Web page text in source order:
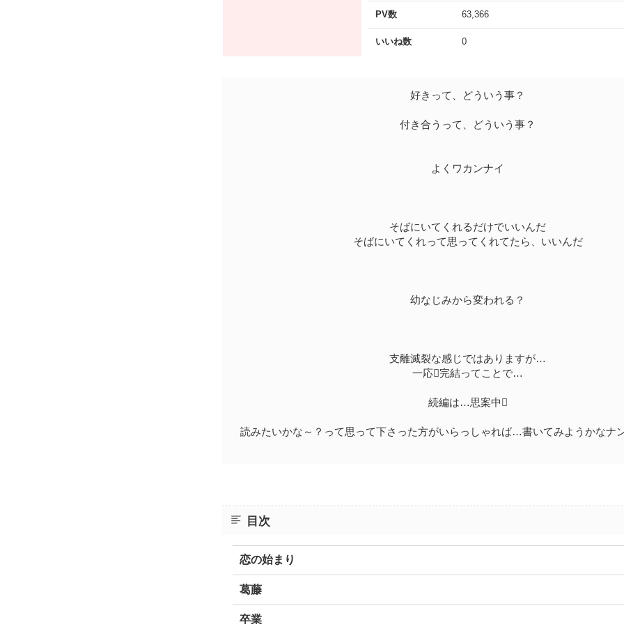
PV数 63,366
いいね数 0
好きって、どういう事？
付き合うって、どういう事？
よくワカンナイ
そばにいてくれるだけでいいんだ
そばにいてくれって思ってくれてたら、いいんだ
幼なじみから変われる？
支離滅裂な感じではありますが…
一応完結ってことで…
続編は…思案中
読みたいかな～？って思って下さった方がいらっしゃれば…書いてみようかなナ
目次
恋の始まり
葛藤
卒業